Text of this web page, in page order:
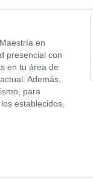
en
presencial con
en tu área de
Además,
para
establecidos,